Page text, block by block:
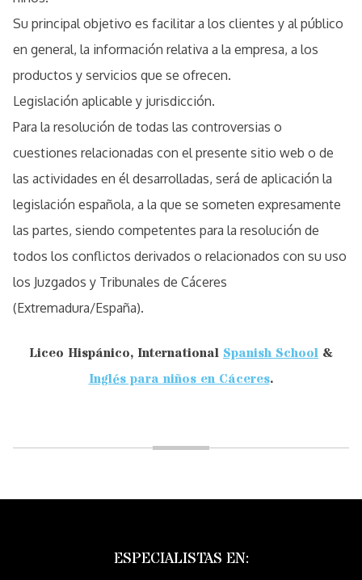
Su principal objetivo es facilitar a los clientes y al público
en general, la información relativa a la empresa, a los
productos y servicios que se ofrecen.
Legislación aplicable y jurisdicción.
Para la resolución de todas las controversias o
cuestiones relacionadas con el presente sitio web o de
las actividades en él desarrolladas, será de aplicación la
legislación española, a la que se someten expresamente
las partes, siendo competentes para la resolución de
todos los conflictos derivados o relacionados con su uso
los Juzgados y Tribunales de Cáceres
(Extremadura/España).
Liceo Hispánico, International Spanish School &
Inglés para niños en Cáceres.
ESPECIALISTAS EN: